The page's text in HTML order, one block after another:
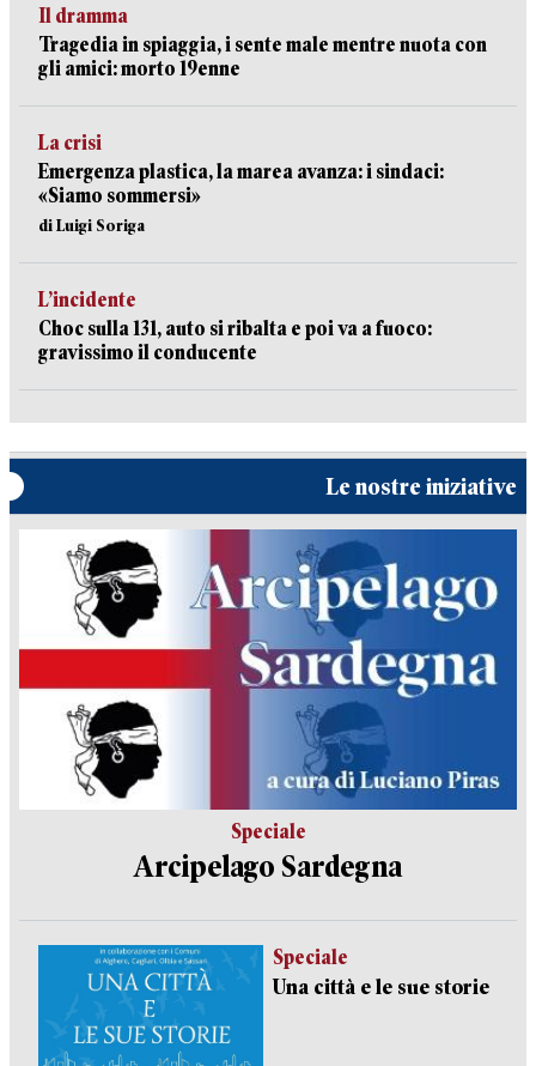
Il dramma
Tragedia in spiaggia, i sente male mentre nuota con
gli amici: morto 19enne
La crisi
Emergenza plastica, la marea avanza: i sindaci:
«Siamo sommersi»
di Luigi Soriga
L’incidente
Choc sulla 131, auto si ribalta e poi va a fuoco:
gravissimo il conducente
Le nostre iniziative
Speciale
Arcipelago Sardegna
Speciale
Una città e le sue storie